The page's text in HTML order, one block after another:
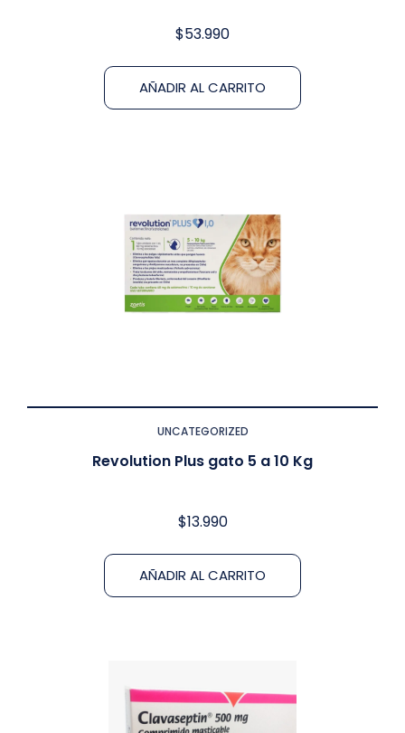
$53.990
AÑADIR AL CARRITO
UNCATEGORIZED
Revolution Plus gato 5 a 10 Kg
$13.990
AÑADIR AL CARRITO